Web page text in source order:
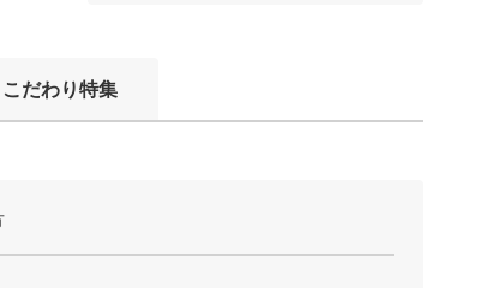
こだわり特集